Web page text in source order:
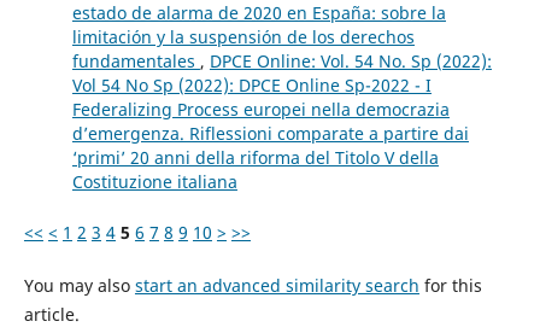
estado de alarma de 2020 en España: sobre la
limitación y la suspensión de los derechos
fundamentales , DPCE Online: Vol. 54 No. Sp (2022):
Vol 54 No Sp (2022): DPCE Online Sp-2022 - I
Federalizing Process europei nella democrazia
d’emergenza. Riflessioni comparate a partire dai
‘primi’ 20 anni della riforma del Titolo V della
Costituzione italiana
<< < 1 2 3 4 5 6 7 8 9 10 > >>
You may also start an advanced similarity search for this
article.